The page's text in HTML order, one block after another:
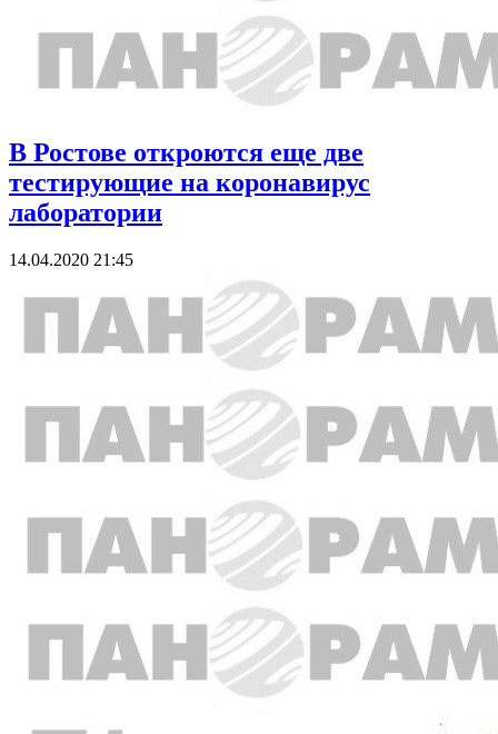
В Ростове откроются еще две
тестирующие на коронавирус
лаборатории
14.04.2020 21:45